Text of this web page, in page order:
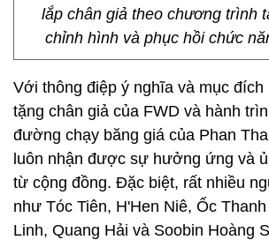
lắp chân giả theo chương trình
chỉnh hình và phục hồi chức
Với thông điệp ý nghĩa và mục đích
tặng chân giả của FWD và hành
đường chạy băng giá của Phan
luôn nhận được sự hưởng ứng và
từ cộng đồng. Đặc biệt, rất nhiều
như Tóc Tiên, H'Hen Niê, Ốc
Linh, Quang Hải và Soobin Hoàng